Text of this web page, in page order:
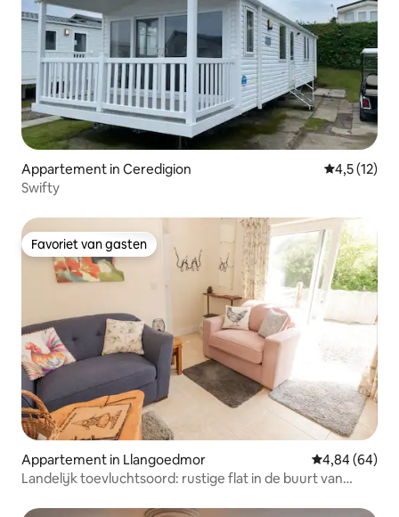
Appartement in Ceredigion
4,5 (12)
Swifty
Favoriet van gasten
Favoriet van gasten
Appartement in Llangoedmor Gemiddelde
4,84 (64)
Landelijk toevluchtsoord: rustige flat in de buurt van